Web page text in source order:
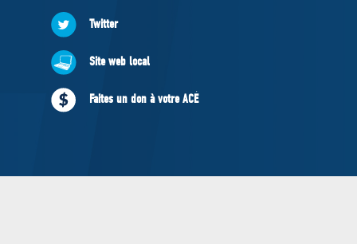
À PROPOS
Documents constitutifs
MÉDIAS
BÉNÉVOLE
Twitter
Site web local
Faites un don à votre ACÉ